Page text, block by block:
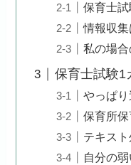
保育士
情報収
私の場
保育士試験1
やっぱ
保育所
テキス
自分の